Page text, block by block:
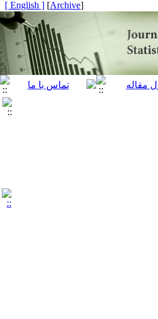
[
Archive
]
[ English ]